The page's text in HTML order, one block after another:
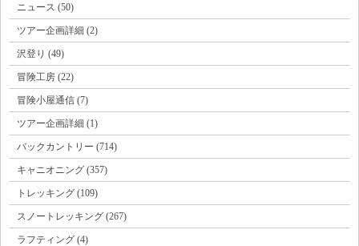
ニュース (50)
ツアー企画詳細 (2)
沢登り (49)
冒険工房 (22)
冒険小屋通信 (7)
ツアー企画詳細 (1)
バックカントリー (714)
キャニオニング (357)
トレッキング (109)
スノートレッキング (267)
ラフティング (4)